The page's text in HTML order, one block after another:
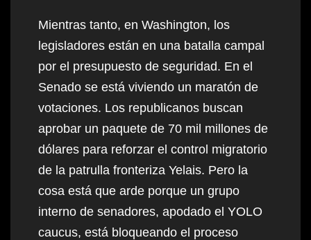
Mientras tanto, en Washington, los
legisladores están en una batalla campal
por el presupuesto de seguridad. En el
Senado se está viviendo un maratón de
votaciones. Los republicanos buscan
aprobar un paquete de 70 mil millones de
dólares para reforzar el control migratorio
de la patrulla fronteriza Yelais. Pero la
cosa está que arde porque un grupo
interno de senadores, apodado el YOLO
caucus, está bloqueando el proceso